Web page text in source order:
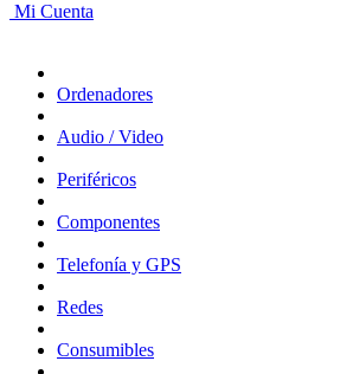
Mi Cuenta
Ordenadores
Audio / Video
Periféricos
Componentes
Telefonía y GPS
Redes
Consumibles